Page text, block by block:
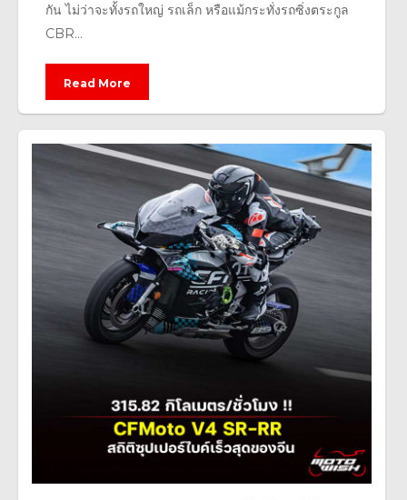
กัน ไม่ว่าจะทั้งรถใหญ่ รถเล็ก หรือแม้กระทั่งรถซิ่งตระกูล
CBR...
Read More